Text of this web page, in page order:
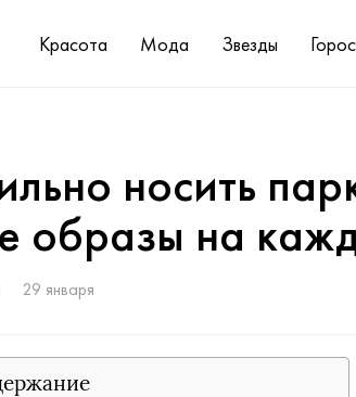
Красота Мода Звезды
носить
образы на
29 января